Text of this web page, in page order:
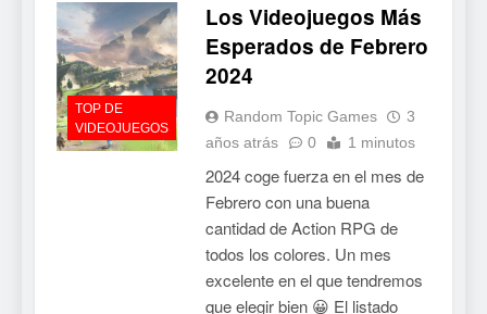
TOP DE
VIDEOJUEGOS
Los Videojuegos Más
Esperados de Febrero
2024
Random Topic Games
3
años atrás
0 1 minutos
2024 coge fuerza en el mes de
Febrero con una buena
cantidad de Action RPG de
todos los colores. Un mes
excelente en el que tendremos
que elegir bien 😀 El listado